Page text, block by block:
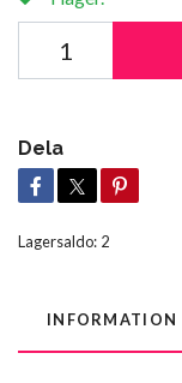
Dela
Lagersaldo: 2
INFORMATION